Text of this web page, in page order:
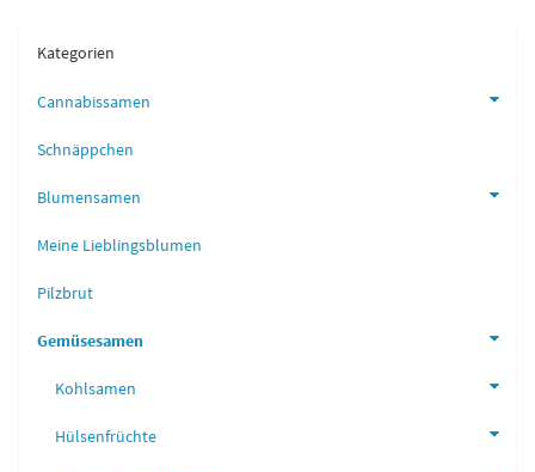
Kategorien
Cannabissamen
Schnäppchen
Blumensamen
Meine Lieblingsblumen
Pilzbrut
Gemüsesamen
Kohlsamen
Hülsenfrüchte